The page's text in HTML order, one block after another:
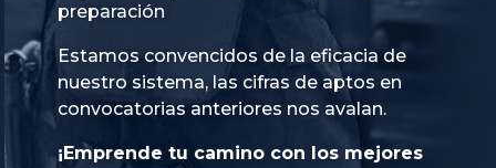
preparación
Estamos convencidos de la eficacia de
nuestro sistema, las cifras de aptos en
convocatorias anteriores nos avalan.
¡Emprende tu camino con los mejores